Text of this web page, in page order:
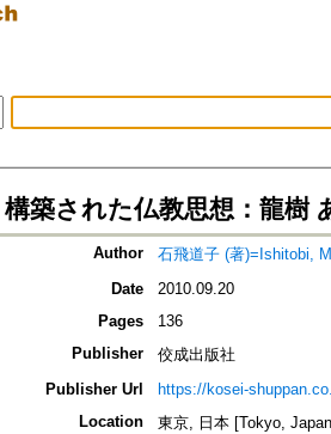
構築された仏教思想：龍樹
Author
石飛道子 (著)=Ishitobi,
Date
2010.09.20
Pages
136
Publisher
佼成出版社
Publisher Url
https://kosei-
Location
東京, 日本 [Tokyo,